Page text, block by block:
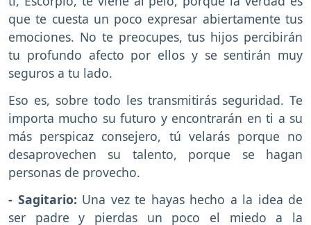
que te cuesta un poco expresar abiertamente tus
emociones. No te preocupes, tus hijos percibirán
tu profundo afecto por ellos y se sentirán muy
seguros a tu lado.
Eso es, sobre todo les transmitirás seguridad. Te
importa mucho su futuro y encontrarán en ti a su
más perspicaz consejero, tú velarás porque no
desaprovechen su talento, porque se hagan
personas de provecho.
- Sagitario: Una vez te hayas hecho a la idea de
ser padre y pierdas un poco el miedo a la